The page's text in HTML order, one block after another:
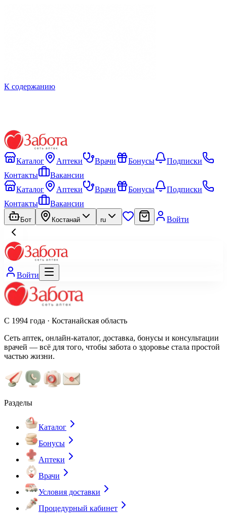
К содержанию
Каталог Аптеки Врачи Бонусы
Подписки
Контакты
Вакансии
Каталог
Аптеки Врачи Бонусы
Подписки
Контакты
Вакансии
Бот Костанай ru Войти
Войти
С 1994 года · Костанайская область
Сеть аптек, онлайн-каталог, доставка, бонусы и консультации
врачей — всё для того, чтобы забота о здоровье стала простой
частью жизни.
Разделы
Каталог
Бонусы
Аптеки
Врачи
Условия доставки
Процедурный кабинет